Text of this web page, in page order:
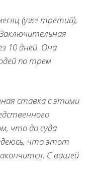
(уже третий),
10 дней. Она
по трем
ставка с этими
что до суда
что этот
С вашей